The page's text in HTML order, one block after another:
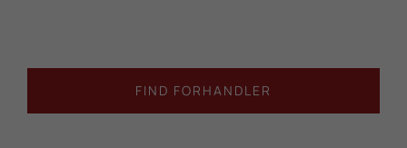
FIND FORHANDLER